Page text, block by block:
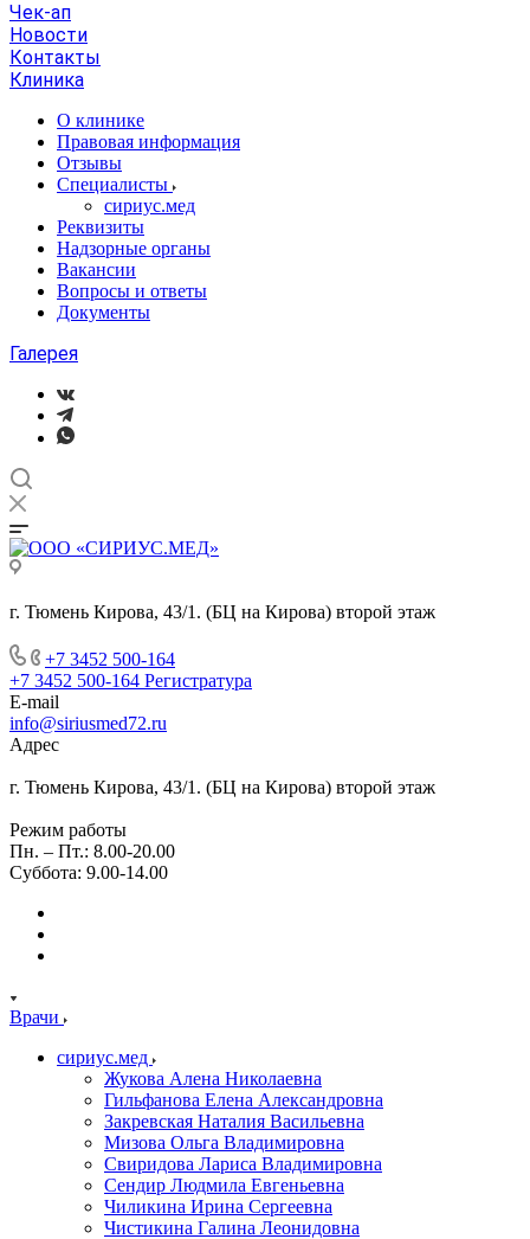
Чек-ап
Новости
Контакты
Клиника
О клинике
Правовая информация
Отзывы
Специалисты
сириус.мед
Реквизиты
Надзорные органы
Вакансии
Вопросы и ответы
Документы
Галерея
г. Тюмень Кирова, 43/1. (БЦ на Кирова) второй этаж
+7 3452 500-164
+7 3452 500-164 Регистратура
E-mail
info@siriusmed72.ru
Адрес
г. Тюмень Кирова, 43/1. (БЦ на Кирова) второй этаж
Режим работы
Пн. – Пт.: 8.00-20.00
Суббота: 9.00-14.00
Врачи
сириус.мед
Жукова Алена Николаевна
Гильфанова Елена Александровна
Закревская Наталия Васильевна
Мизова Ольга Владимировна
Свиридова Лариса Владимировна
Сендир Людмила Евгеньевна
Чиликина Ирина Сергеевна
Чистикина Галина Леонидовна